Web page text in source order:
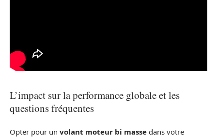
L’impact sur la performance globale et les
questions fréquentes
Opter pour un volant moteur bi masse dans votre